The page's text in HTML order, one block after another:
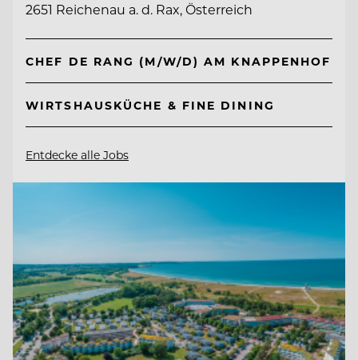
2651 Reichenau a. d. Rax, Österreich
CHEF DE RANG (M/W/D) AM KNAPPENHOF
WIRTSHAUSKÜCHE & FINE DINING
Entdecke alle Jobs